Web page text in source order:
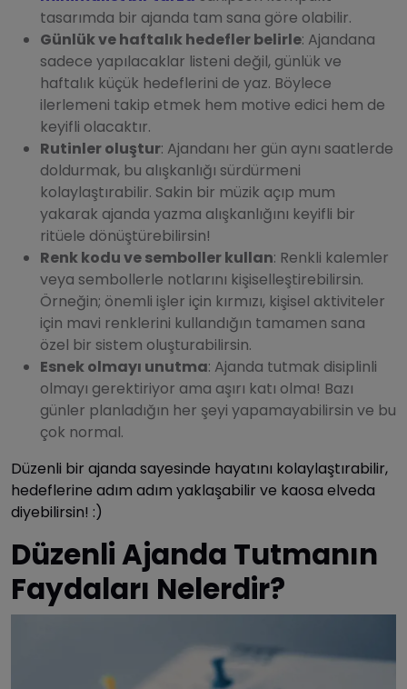
tasarımda bir ajanda tam sana göre olabilir.
Günlük ve haftalık hedefler belirle: Ajandana
sadece yapılacaklar listeni değil, günlük ve
haftalık küçük hedeflerini de yaz. Böylece
ilerlemeni takip etmek hem motive edici hem de
keyifli olacaktır.
Rutinler oluştur: Ajandanı her gün aynı saatlerde
doldurmak, bu alışkanlığı sürdürmeni
kolaylaştırabilir. Sakin bir müzik açıp mum
yakarak ajanda yazma alışkanlığını keyifli bir
ritüele dönüştürebilirsin!
Renk kodu ve semboller kullan: Renkli kalemler
veya sembollerle notlarını kişiselleştirebilirsin.
Örneğin; önemli işler için kırmızı, kişisel aktiviteler
için mavi renklerini kullandığın tamamen sana
özel bir sistem oluşturabilirsin.
Esnek olmayı unutma: Ajanda tutmak disiplinli
olmayı gerektiriyor ama aşırı katı olma! Bazı
günler planladığın her şeyi yapamayabilirsin ve bu
çok normal.
Düzenli bir ajanda sayesinde hayatını kolaylaştırabilir,
hedeflerine adım adım yaklaşabilir ve kaosa elveda
diyebilirsin! :)
Düzenli Ajanda Tutmanın
Faydaları Nelerdir?